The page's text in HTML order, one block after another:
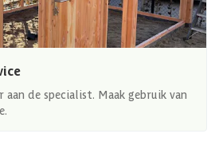
aan de specialist. Maak gebruik van